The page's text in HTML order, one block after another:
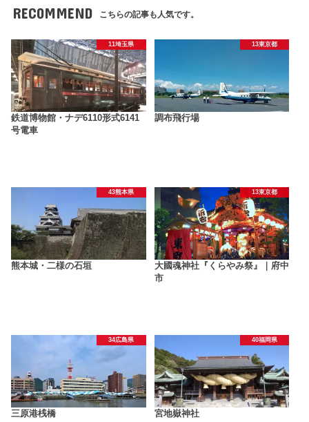
RECOMMEND こちらの記事も人気です。
11埼玉県
鉄道博物館・ナデ6110形式6141
号電車
13東京都
調布飛行場
43熊本県
熊本城・二様の石垣
13東京都
大國魂神社『くらやみ祭』｜府中
市
34広島県
三原港桟橋
40福岡県
宮地嶽神社